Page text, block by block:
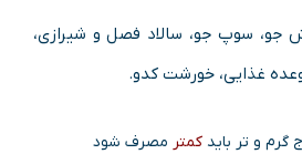
جو، سوپ جو، سالاد فصل و شیرازی،
غذایی، خورشت کدو.
گرم و تر باید کمتر مصرف شود